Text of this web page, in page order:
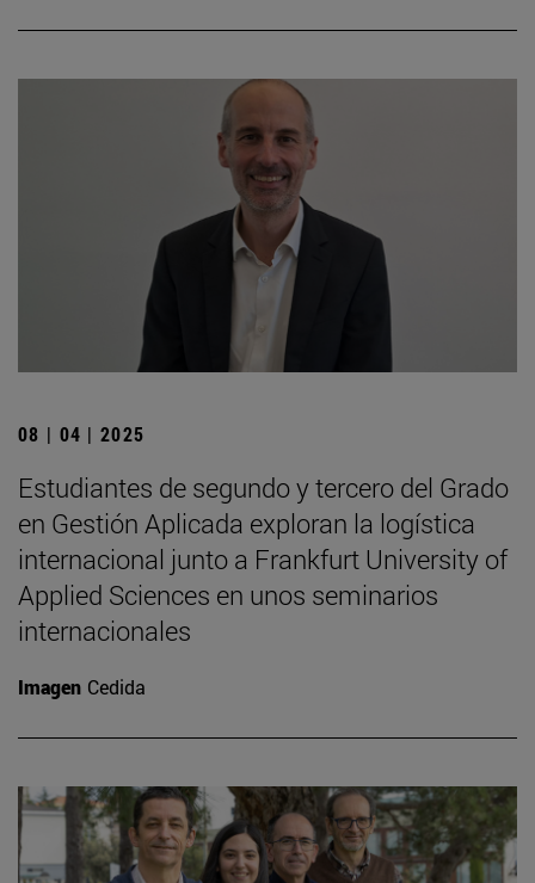
08 | 04 | 2025
Estudiantes de segundo y tercero del Grado
en Gestión Aplicada exploran la logística
internacional junto a Frankfurt University of
Applied Sciences en unos seminarios
internacionales
Imagen Cedida